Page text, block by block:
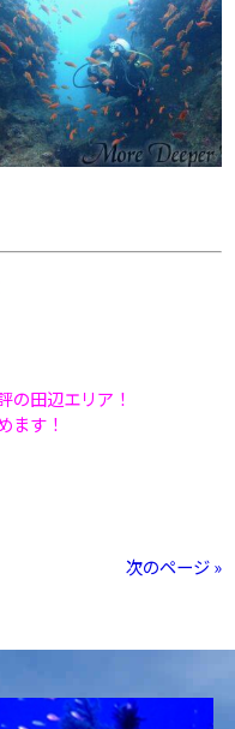
の田辺エリア！
ます！
次のページ »